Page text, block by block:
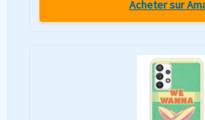
Acheter sur